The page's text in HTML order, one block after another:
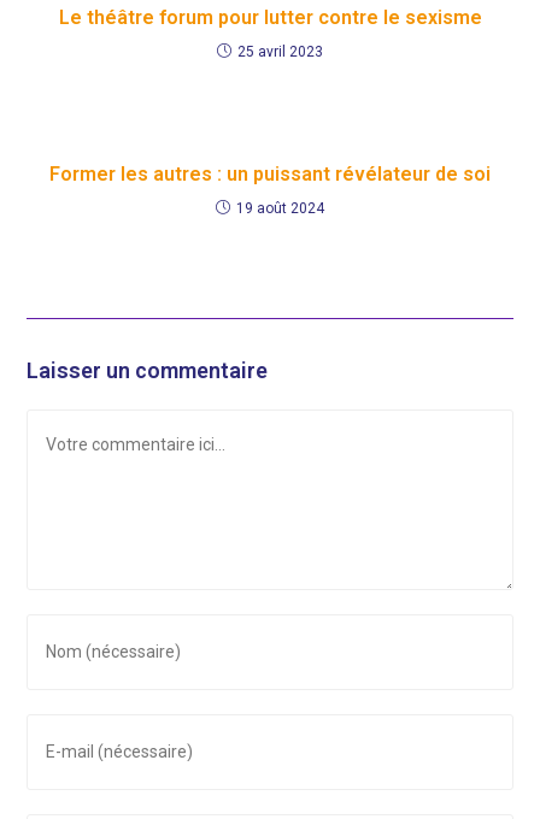
Le théâtre forum pour lutter contre le sexisme
25 avril 2023
Former les autres : un puissant révélateur de soi
19 août 2024
Laisser un commentaire